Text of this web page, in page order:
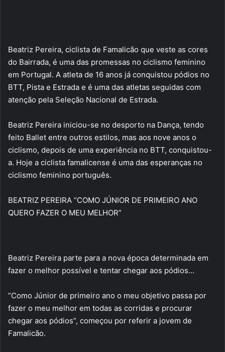
Beatriz Pereira, ciclista de Famalicão que veste as cores
do Bairrada, é uma das promessas no ciclismo feminino
em Portugal. A atleta de 16 anos já conquistou pódios no
BTT, Pista e Estrada e é uma das atletas seguidas com
atenção pela Seleção Nacional de Estrada.
Beatriz Pereira iniciou-se no desporto na Dança, tendo
feito Ballet entre outros estilos, mas aos nove anos o
ciclismo, depois de uma experiência no BTT, conquistou-
a. Hoje a ciclista famalicense é uma das esperanças no
ciclismo feminino português.
BEATRIZ PEREIRA “COMO JÚNIOR DE PRIMEIRO ANO
QUERO FAZER O MEU MELHOR”
Beatriz Pereira parte para a nova época determinada em
fazer o melhor possível e tentar chegar aos pódios…
“Como Júnior de primeiro ano o meu objetivo passa por
fazer o meu melhor em todas as corridas e procurar
chegar aos pódios”, começou por referir a jovem de
Famalicão.